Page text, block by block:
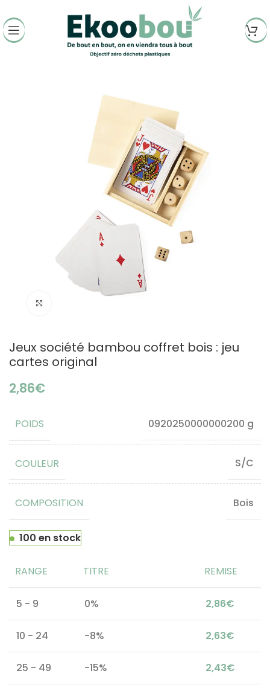
Jeux société bambou coffret bois : jeu
cartes original
€
POIDS 0920250000000200 g
COULEUR S/C
COMPOSITION Bois
100 en stock
RANGE TITRE REMISE
5 - 9 0% 2,86€
10 - 24 -8% 2,63€
25 - 49 -15% 2,43€